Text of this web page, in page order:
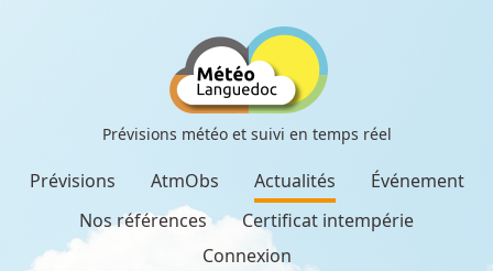
Prévisions météo et suivi en temps réel
Prévisions AtmObs Actualités
Événement
Nos références
Certificat intempérie
Connexion